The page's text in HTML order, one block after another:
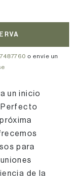
o envíe un
un inicio
para
de la